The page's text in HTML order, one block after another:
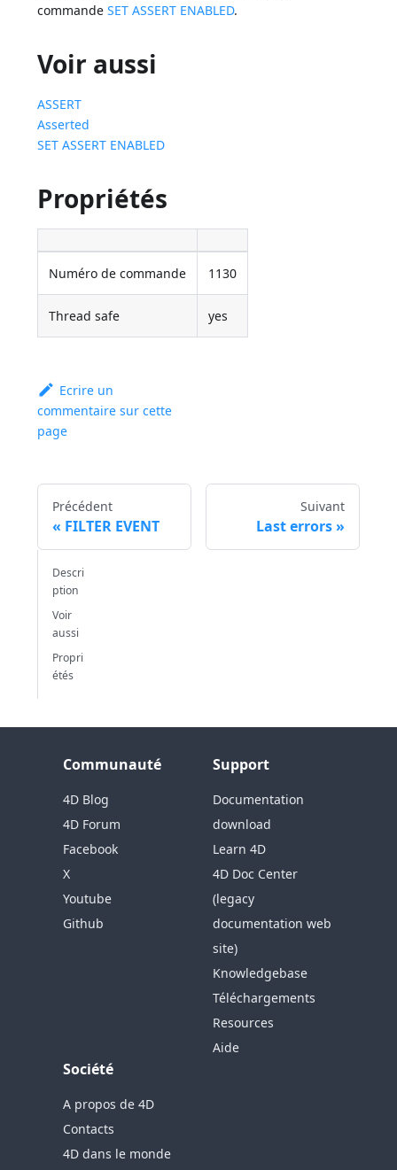
commandeSET ASSERT ENABLED.
Voir aussi
ASSERT
Asserted
SET ASSERT ENABLED
Propriétés
Numéro de commande 1130
Thread safe yes
Ecrire un
commentaire sur cette
page
Précédent
FILTER EVENT
Suivant
Last errors
Descri
ption
Voir
aussi
Propri
étés
Communauté
4D Blog
4D Forum
Facebook
X
Youtube
Github
Support
Documentation
download
Learn 4D
4D Doc Center
(legacy
documentation web
site)
Knowledgebase
Téléchargements
Resources
Aide
Société
A propos de 4D
Contacts
4D dans le monde